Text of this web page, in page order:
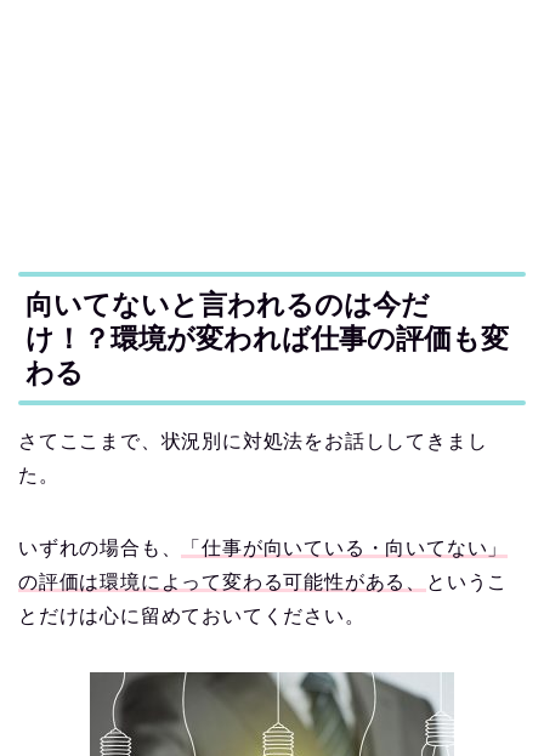
向いてないと言われるのは今だ
け！？環境が変われば仕事の評価も変
わる
さてここまで、状況別に対処法をお話ししてきまし
た。
いずれの場合も、
「仕事が向いている・向いてない」
の評価は環境によって変わる可能性がある、
というこ
とだけは心に留めておいてください。